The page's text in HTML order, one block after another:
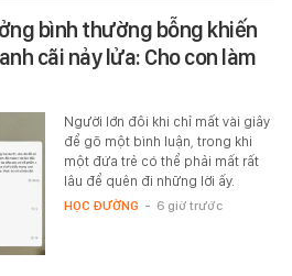
bình thường bỗng khiến
cãi nảy lửa: Cho con làm
Người lớn đôi khi chỉ mất vài giây
để gõ một bình luận, trong khi
một đứa trẻ có thể phải mất rất
lâu để quên đi những lời ấy.
HỌC ĐƯỜNG - 6 giờ trước